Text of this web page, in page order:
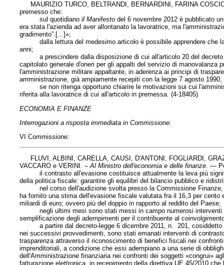
MAURIZIO TURCO, BELTRANDI, BERNARDINI, FARINA
premesso che:
sul quotidianoil Manifesto del 6 novembre 2012 è pubblicato
era stata l'azienda ad aver allontanato la lavoratrice, ma
gradimento”.[...]»;
dalla lettura del medesimo articolo è possibile apprendere che la
anni;
a prescindere dalla disposizione di cui all'articolo 20 del decreto
capitolato generale d'oneri per gli appalti del servizio di
l'amministrazione militare appaltante, in aderenza ai principi di
amministrazione, già ampiamente recepiti con la legge 7 agosto
se non ritenga opportuno chiarire le motivazioni sui cui
riferita alla lavoratrice di cui all'articolo in premessa. (4-18405)
ECONOMIA E FINANZE
Interrogazioni a risposta immediata in Commissione:
VI Commissione:
FLUVI, ALBINI, CARELLA, CAUSI, D'ANTONI, FOGLIARDI,
VACCARO e VERINI. –Al Ministro dell'economia e delle finanze. —
il contrasto all'evasione costituisce attualmente la leva più
della politica fiscale: garantire gli equilibri del bilancio pubblico e
nel corso dell'audizione svolta presso la Commissione Finanze,
ha fornito una stima dell'evasione fiscale valutata fra il 16,3 per
miliardi di euro; ovvero più del doppio in rapporto al reddito del Paese;
negli ultimi mesi sono stati messi in campo numerosi interventi
semplificazione degli adempimenti per il contribuente al
a partire dal decreto-legge 6 dicembre 2011, n. 201, cosiddetto
nei successivi provvedimenti, sono stati emanati interventi di
trasparenza attraverso il riconoscimento di benefici fiscali nei
imprenditoriali, a condizione che essi adempiano a una serie di
dell'Amministrazione finanziaria nei confronti dei soggetti «congrui»
fatturazione elettronica, in recepimento della direttiva UE 45/2010